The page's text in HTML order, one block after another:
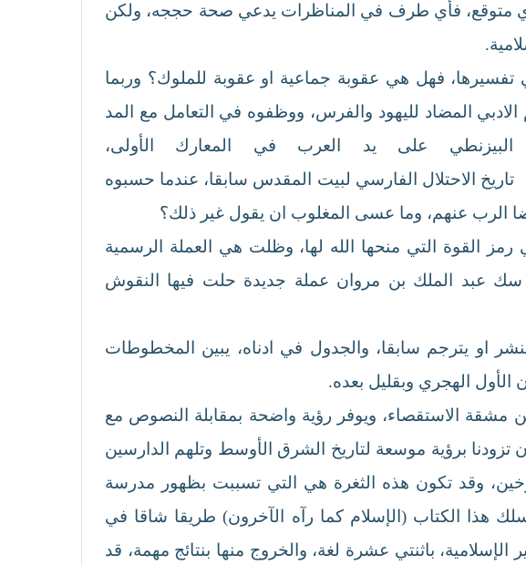
متوقع، فأي طرف في المناظرات يدعي صحة حججه، ولكن
تفسيرها، فهل هي عقوبة جماعية او عقوبة للملوك؟ وربما
المضاد لليهود والفرس، ووظفوه في التعامل مع المد
البيزنطي على يد العرب في المعارك الأولى،
سابقا، عندما حسبوه
الرب عنهم، وما عسى المغلوب ان يقول غير ذلك؟
رمز القوة التي منحها الله لها، وظلت هي العملة الرسمية
الإسلامية الجديدة ودولة الفرس قبلها، حتى سنة 75هـ، حينما سك عبد الملك بن مروان عملة جديدة حلت فيها النقوش
او يترجم سابقا، والجدول في ادناه، يبين المخطوطات
الأول الهجري وبقليل بعده.
مشقة الاستقصاء، ويوفر رؤية واضحة بمقابلة النصوص مع
برؤية موسعة لتاريخ الشرق الأوسط وتلهم الدارسين
وقد تكون هذه الثغرة هي التي تسببت بظهور مدرسة
هذا الكتاب (الإسلام كما رآه الآخرون) طريقا شاقا في
باثنتي عشرة لغة، والخروج منها بنتائج مهمة، قد